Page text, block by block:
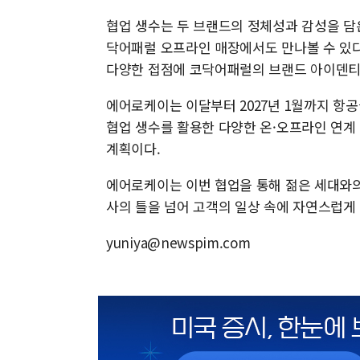
협업 생수는 두 브랜드의 정체성과 감성을
닥어패럴 오프라인 매장에서도 만나볼 수
다양한 접점에 코닥어패럴의 브랜드 아이덴
에어로케이는 이달부터 2027년 1월까지 항
협업 생수를 활용한 다양한 온·오프라인 연
계획이다.
에어로케이는 이번 협업을 통해 젊은 세대
사의 틀을 넘어 고객의 일상 속에 자연스럽
yuniya@newspim.com